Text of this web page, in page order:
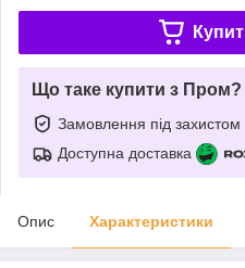
Що таке купити з Пром?
Замовлення під захистом
Доступна доставка
Опис Характеристики